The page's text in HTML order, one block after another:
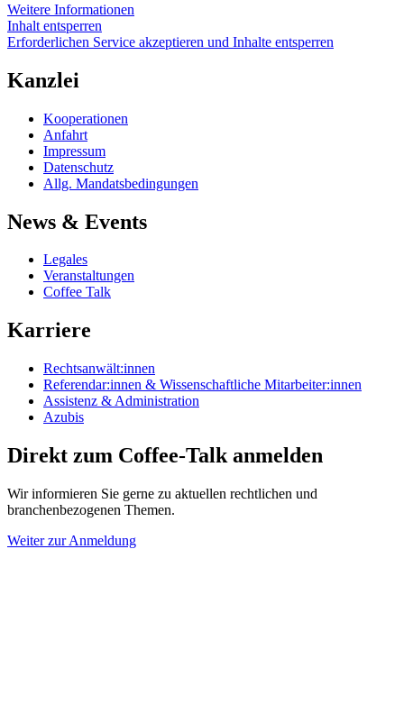
Weitere Informationen
Inhalt entsperren
Erforderlichen Service akzeptieren und Inhalte entsperren
Kanzlei
Kooperationen
Anfahrt
Impressum
Datenschutz
Allg. Mandatsbedingungen
News & Events
Legales
Veranstaltungen
Coffee Talk
Karriere
Rechtsanwält:innen
Referendar:innen & Wissenschaftliche Mitarbeiter:innen
Assistenz & Administration
Azubis
Direkt zum Coffee-Talk anmelden
Wir informieren Sie gerne zu aktuellen rechtlichen und
branchenbezogenen Themen.
Weiter zur Anmeldung